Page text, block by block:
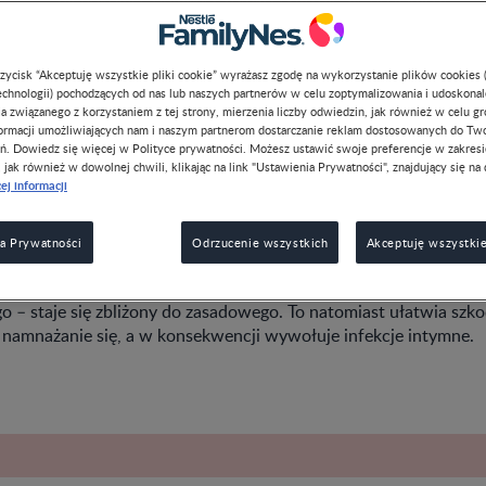
jest szczególnie narażony na zakażenia drobnoustrojami –
pełnione funkcje oraz zmiany, które zachodzą w pochwie w
Naturalnie bytują tam pałeczki kwasu mlekowego, które
przez co namnażanie się innych mikroorganizmów jest
organizmie kobiety wzrasta poziom estrogenów, rośnie
błony śluzowej pochwy. Substancje te sprawiają, że
– staje się zbliżony do zasadowego. To natomiast ułatwia
się, a w konsekwencji wywołuje infekcje intymne.
“Akceptuję wszystkie pliki cookie” wyrażasz zgodę na wykorzystanie plików cookies
pochodzących od nas lub naszych partnerów w celu zoptymalizowania i
związanego z korzystaniem z tej strony, mierzenia liczby odwiedzin, jak również w celu
umożliwiających nam i naszym partnerom dostarczanie reklam dostosowanych do
Dowiedz się więcej w Polityce prywatności. Możesz ustawić swoje preferencje w
również w dowolnej chwili, klikając na link "Ustawienia Prywatności", znajdujący się na
informacji
Prywatności Odrzucenie wszystkich Akceptuję